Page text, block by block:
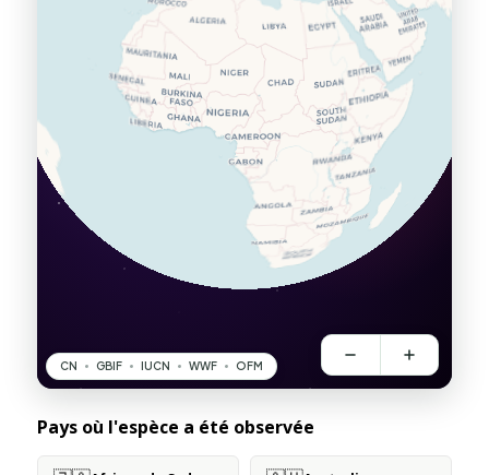
Pays où l'espèce a été observée